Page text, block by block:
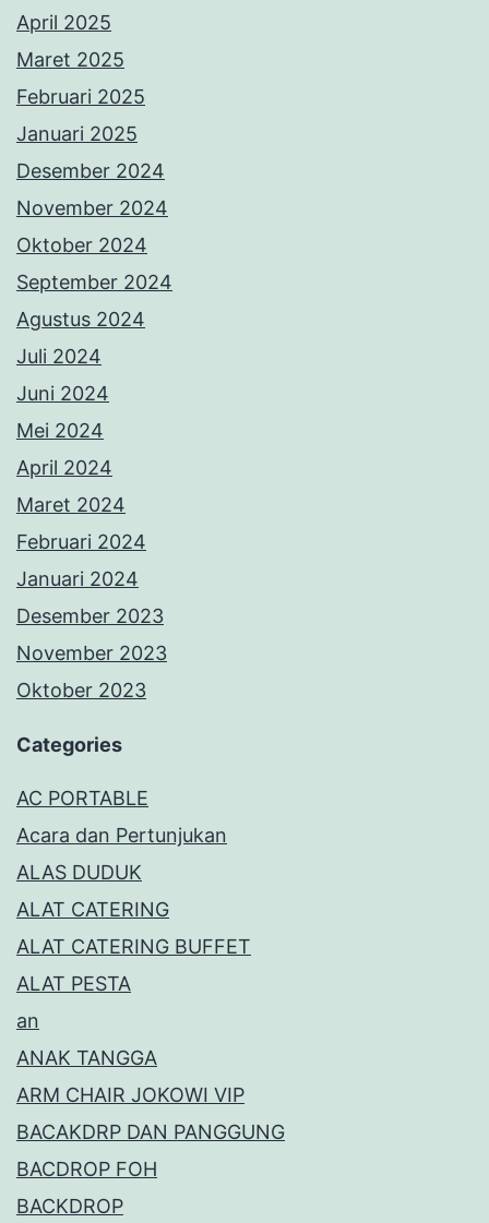
April 2025
Maret 2025
Februari 2025
Januari 2025
Desember 2024
November 2024
Oktober 2024
September 2024
Agustus 2024
Juli 2024
Juni 2024
Mei 2024
April 2024
Maret 2024
Februari 2024
Januari 2024
Desember 2023
November 2023
Oktober 2023
Categories
AC PORTABLE
Acara dan Pertunjukan
ALAS DUDUK
ALAT CATERING
ALAT CATERING BUFFET
ALAT PESTA
an
ANAK TANGGA
ARM CHAIR JOKOWI VIP
BACAKDRP DAN PANGGUNG
BACDROP FOH
BACKDROP